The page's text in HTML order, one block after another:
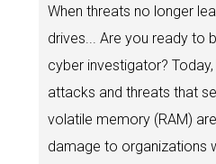
When threats no longer
drives... Are you ready to
cyber investigator?
attacks and threats that
volatile memory (RAM)
damage to organizations